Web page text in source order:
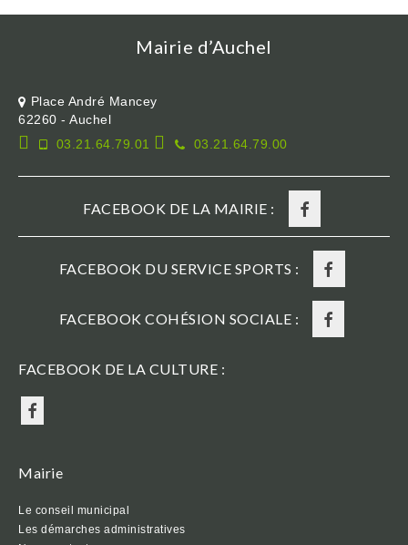
Mairie d’Auchel
Place André Mancey
62260 - Auchel
03.21.64.79.01
03.21.64.79.00
FACEBOOK DE LA MAIRIE :
FACEBOOK DU SERVICE SPORTS :
FACEBOOK COHÉSION SOCIALE :
FACEBOOK DE LA CULTURE :
Mairie
Le conseil municipal
Les démarches administratives